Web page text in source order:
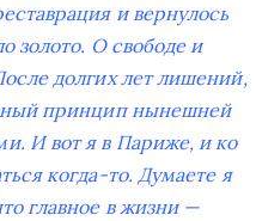
и вернулось
золото. О свободе и
долгих лет лишений,
принцип нынешней
И вот я в Париже, и ко
когда-то. Думаете я
главное в жизни —